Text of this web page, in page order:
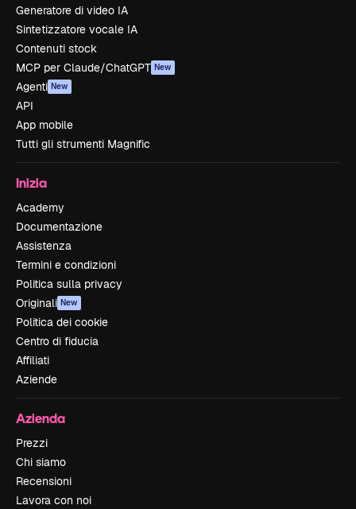
Generatore di video IA
Sintetizzatore vocale IA
Contenuti stock
MCP per Claude/ChatGPT New
Agenti New
API
App mobile
Tutti gli strumenti Magnific
Inizia
Academy
Documentazione
Assistenza
Termini e condizioni
Politica sulla privacy
Originali New
Politica dei cookie
Centro di fiducia
Affiliati
Aziende
Azienda
Prezzi
Chi siamo
Recensioni
Lavora con noi